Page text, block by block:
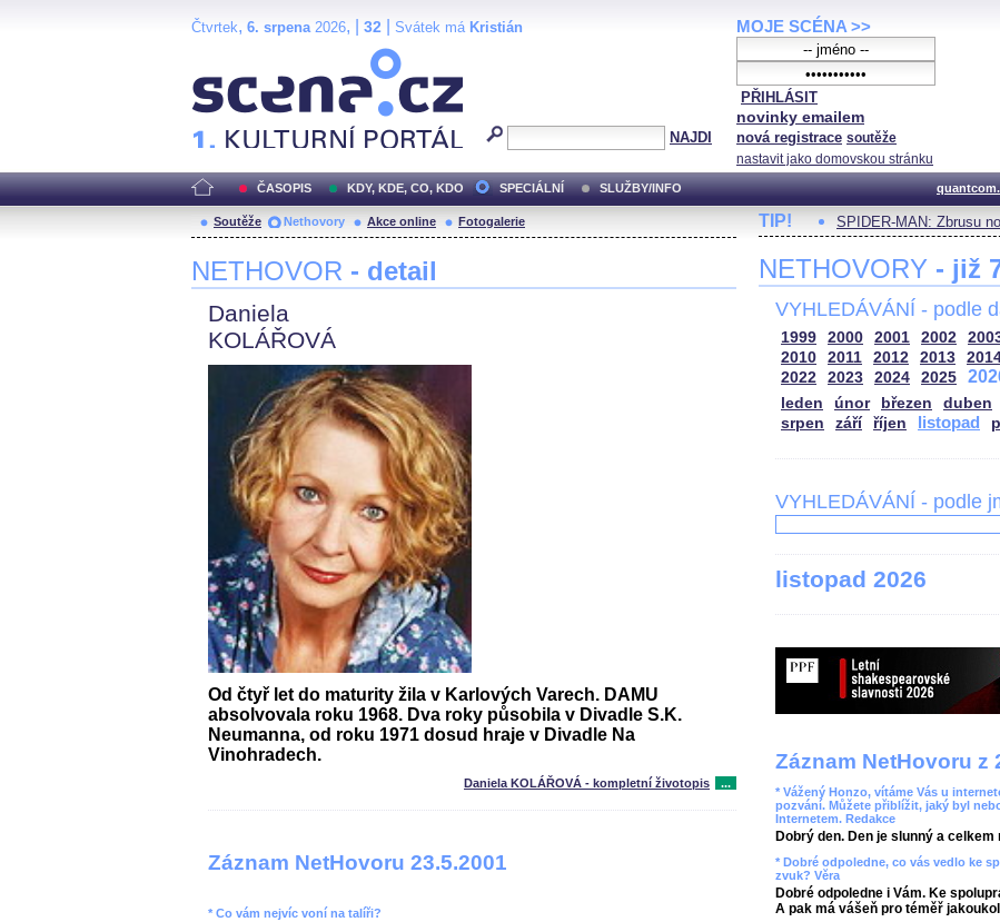
Čtvrtek, 6. srpena2026, | 32 Svátek má Kristián
NAJDI
MOJE SCÉNA >>
PŘIHLÁSIT
novinky emailem
nová registrace soutěže
nastavit jako domovskou stránku
ČASOPIS KDY, KDE, CO, KDO SPECIÁLNÍ SLUŽBY/INFO
Soutěže Nethovory Akce online Fotogalerie
NETHOVOR - detail
Daniela
KOLÁŘOVÁ
Od čtyř let do maturity žila v Karlových Varech. DAMU
absolvovala roku 1968. Dva roky působila v Divadle S.K.
Neumanna, od roku 1971 dosud hraje v Divadle Na
Vinohradech.
Daniela KOLÁŘOVÁ - kompletní životopis ...
Záznam NetHovoru 23.5.2001
* Co vám nejvíc voní na talíři?
TIP! SPIDER-MAN: Zbrusu
NETHOVORY - již
VYHLEDÁVÁNÍ - podle
1999 2000 2001 2002
2010
2011 2012 2013
2022
2023 2024 2025
leden únor březen duben
srpen
září říjen listopad
VYHLEDÁVÁNÍ - podle
listopad 2026
Záznam NetHovoru z
* Vážený Honzo, vítáme Vás u
pozvání. Můžete přiblížit, jaký byl
Internetem. Redakce
Dobrý den. Den je slunný a
* Dobré odpoledne, co vás vedlo ke
zvuk? Věra
Dobré odpoledne i Vám. Ke
A pak má vášeň pro téměř